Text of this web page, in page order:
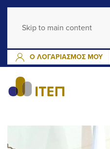
Skip to main content
Ο ΛΟΓΑΡΙΑΣΜΟΣ ΜΟΥ